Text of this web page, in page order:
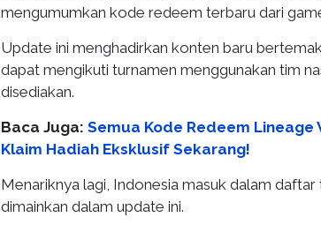
mengumumkan kode redeem terbaru dari
Update ini menghadirkan konten baru
dapat mengikuti turnamen menggunakan tim
disediakan.
Baca Juga: Semua Kode Redeem Lineage
Klaim Hadiah Eksklusif Sekarang!
Menariknya lagi, Indonesia masuk dalam daftar
dimainkan dalam update ini.